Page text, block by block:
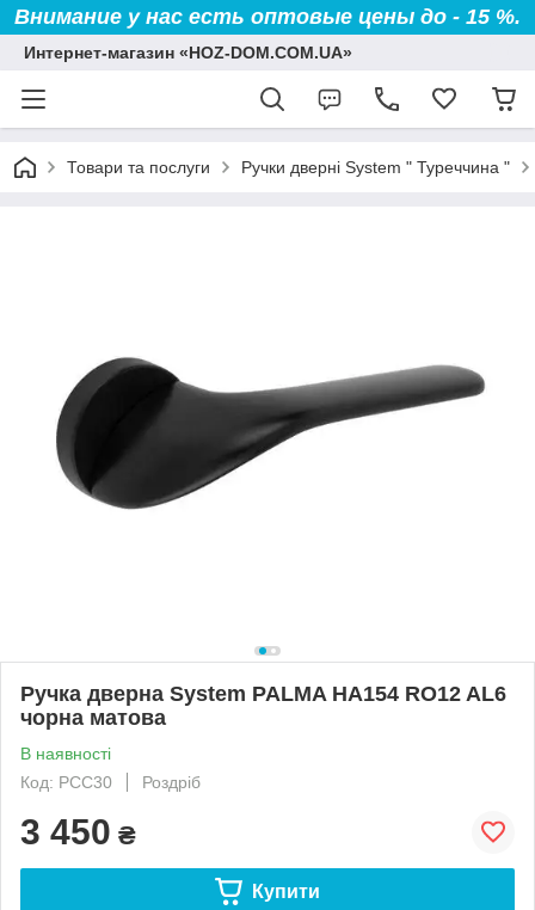
Внимание у нас есть оптовые цены до - 15 %.
Интернет-магазин «HOZ-DOM.COM.UA»
Товари та послуги Ручки дверні System " Туреччина "
Ручка дверна System PALMA HA154 RO12 AL6
чорна матова
В наявності
Код: РСС30
Роздріб
3 450 ₴
Купити